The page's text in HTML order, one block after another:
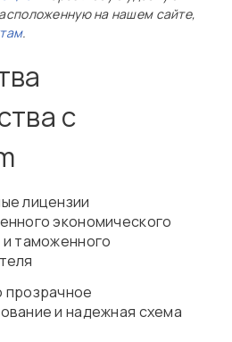
на нашем сайте,
.
с
лицензии
экономического
таможенного
и надежная схема